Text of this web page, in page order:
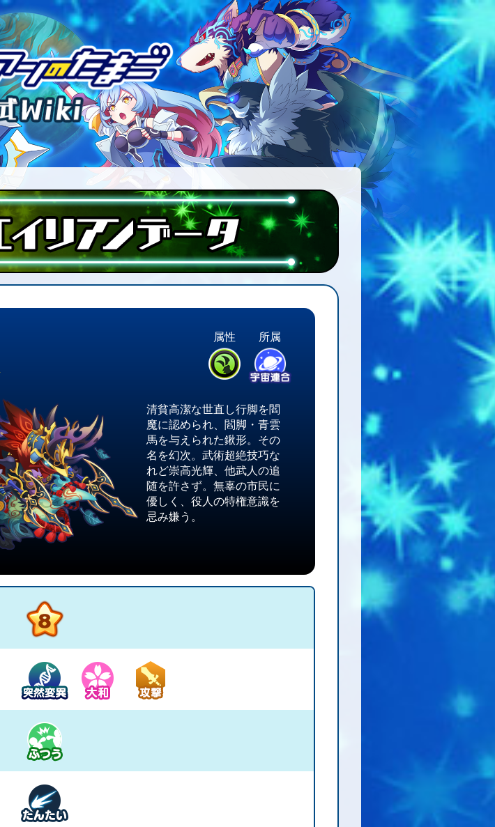
属性 所属
清貧高潔な世直し行脚を閻
魔に認められ、閻脚・青雲
馬を与えられた鍬形。その
名を幻次。武術超絶技巧な
れど崇高光輝、他武人の追
随を許さず。無辜の市民に
優しく、役人の特権意識を
忌み嫌う。